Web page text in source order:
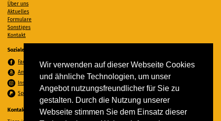
Wir verwenden auf dieser Webseite Cookies
und ähnliche Technologien, um unser
Angebot nutzungsfreundlicher für Sie zu
gestalten. Durch die Nutzung unserer
Webseite stimmen Sie dem Einsatz dieser
Über uns
Aktuelles
Formulare
Sonstiges
Kontakt
Soziale Medien
Facebook
Amazon Wunschzettel
Instagram
Spenden per PayPal
Kontakt